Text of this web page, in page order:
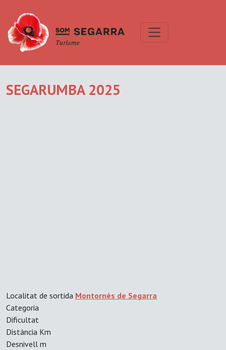
SEGARUMBA 2025
Localitat de sortida Montornès de Segarra
Categoria
Dificultat
Distància Km
Desnivell m